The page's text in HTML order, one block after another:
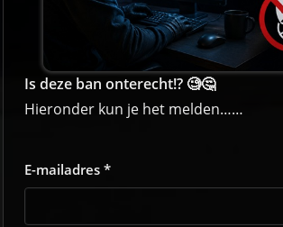
Is deze ban onterecht!? 🧐🤔
Hieronder kun je het melden……
E-mailadres *